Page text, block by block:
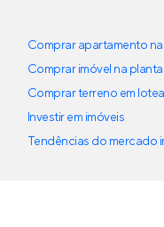
Comprar apartamento
Comprar imóvel na planta
Comprar terreno em
Investir em imóveis
Tendências do mercado